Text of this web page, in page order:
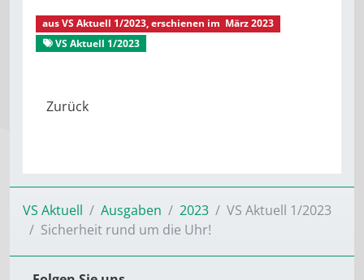
ausVS Aktuell 1/2023, erschienen im März 2023
VS Aktuell 1/2023
VS Aktuell Ausgaben 2023
VS Aktuell 1/2023
Sicherheit rund um die Uhr!